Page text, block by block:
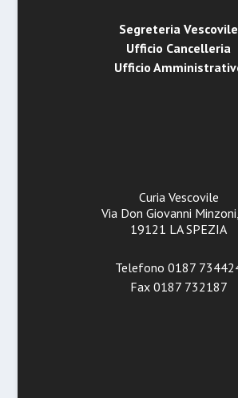
Segreteria Vescovile
Ufficio Cancelleria
Ufficio
Curia Vescovile
Via Don Giovanni
19121 LA SPEZIA
Telefono 0187
Fax 0187 732187